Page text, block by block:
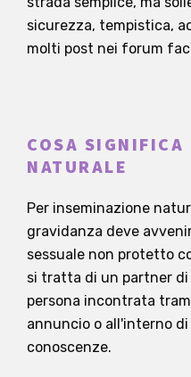
sicurezza, tempistica,
molti post nei forum
COSA
NATURALE
Per inseminazione
gravidanza deve
sessuale non protetto
si tratta di un partner
persona incontrata
annuncio o all'interno
conoscenze.